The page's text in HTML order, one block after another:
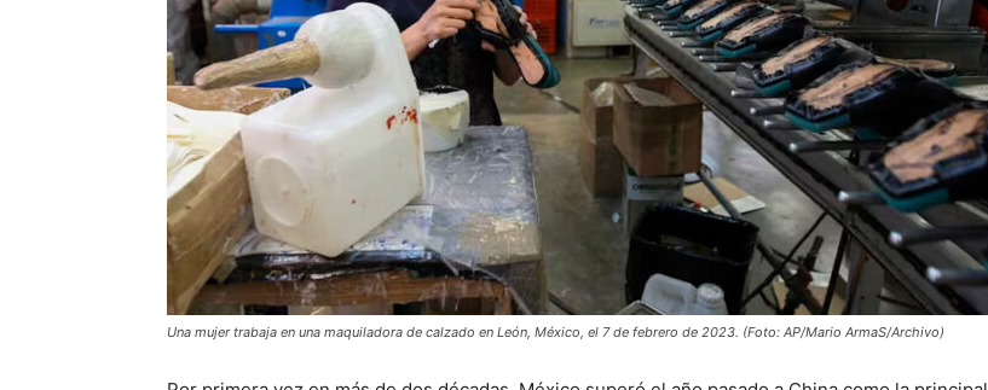
Una mujer trabaja en una maquiladora de calzado en León, México, el 7 de febrero de 2023. (Foto: AP/Mario ArmaS/Archivo)